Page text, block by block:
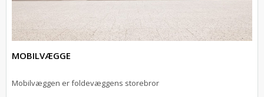
MOBILVÆGGE
Mobilvæggen er foldevæggens storebror